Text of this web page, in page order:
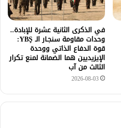
في الذكرى الثانية عشرة للإبادة..
وحدات مقاومة سنجـار الـ YBŞ:
قوة الدفاع الذاتي ووحدة
الإيزيديين هما الضمانة لمنع تكرار
الثالث من آب
2026-08-03